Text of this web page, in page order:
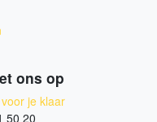
ons op
je klaar
50 20